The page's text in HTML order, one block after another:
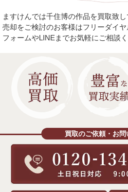
ますけんでは千住博の作品を買取致し
売却をご検討のお客様はフリーダイヤ
フォームやLINEまでお気軽にご相談く
買取のご依頼・お問